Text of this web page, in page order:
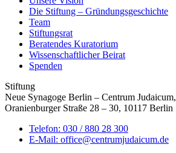
Die Stiftung – Gründungsgeschichte
Team
Stiftungsrat
Beratendes Kuratorium
Wissenschaftlicher Beirat
Spenden
Stiftung
Neue Synagoge Berlin – Centrum Judaicum,
Oranienburger Straße 28 – 30, 10117 Berlin
Telefon: 030 / 880 28 300
E-Mail: office@centrumjudaicum.de